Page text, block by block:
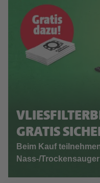
GRATIS
Beim Kauf
Nass-/Trockensauger